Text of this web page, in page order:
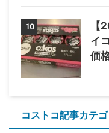
10
【
イ
価
コストコ記事カテ